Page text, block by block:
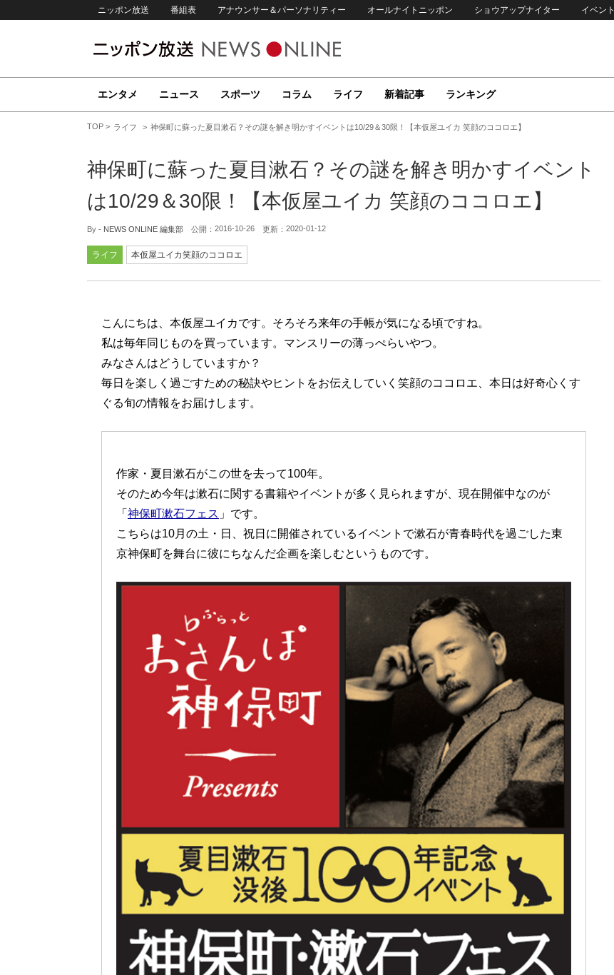
ニッポン放送 番組表 アナウンサー＆パーソナリティー オールナイトニッポン ショウアップナイター イベント
エンタメ ニュース スポーツ コラム ライフ 新着記事 ランキング
TOP ライフ 神保町に蘇った夏目漱石？その謎を解き明かすイベントは10/29＆30限！【本仮屋ユイカ 笑顔のココロエ】
神保町に蘇った夏目漱石？その謎を解き明かすイベント
は10/29＆30限！【本仮屋ユイカ 笑顔のココロエ】
By - NEWS ONLINE 編集部 公開： 2016-10-26 更新： 2020-01-12
ライフ 本仮屋ユイカ笑顔のココロエ
こんにちは、本仮屋ユイカです。そろそろ来年の手帳が気になる頃ですね。
私は毎年同じものを買っています。マンスリーの薄っぺらいやつ。
みなさんはどうしていますか？
毎日を楽しく過ごすための秘訣やヒントをお伝えしていく笑顔のココロエ、本日は好奇心くす
ぐる旬の情報をお届けします。
作家・夏目漱石がこの世を去って100年。
そのため今年は漱石に関する書籍やイベントが多く見られますが、現在開催中なのが
「 神保町漱石フェス 」です。
こちらは10月の土・日、祝日に開催されているイベントで漱石が青春時代を過ごした東
京神保町を舞台に彼にちなんだ企画を楽しむというものです。